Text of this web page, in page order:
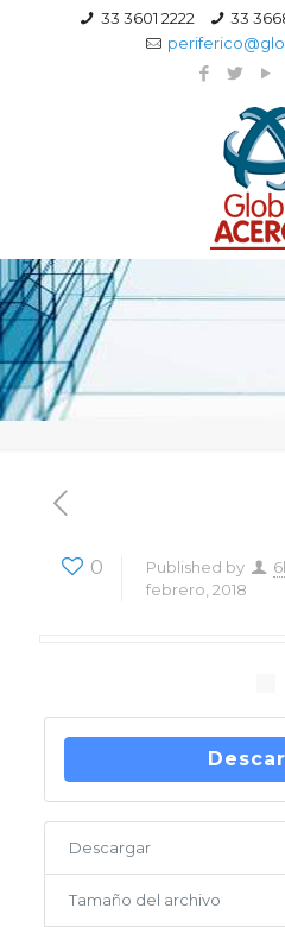
33 3601 2222
33
0 Published by
febrero, 2018
Descargar
Tamaño del archivo